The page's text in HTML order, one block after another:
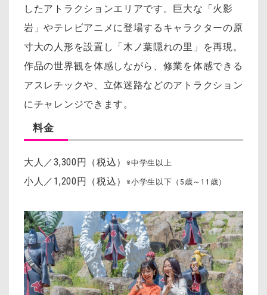
したアトラクションエリアです。巨大な「火影
岩」やテレビアニメに登場するキャラクターの原
寸大の人形を設置し「木ノ葉隠れの里」を再現。
作品の世界観を体感しながら、修業を体感できる
アスレチックや、立体迷路などのアトラクション
にチャレンジできます。
料金
大人／3,300円（税込）※中学生以上
小人／1,200円（税込）※小学生以下（5歳～11歳）